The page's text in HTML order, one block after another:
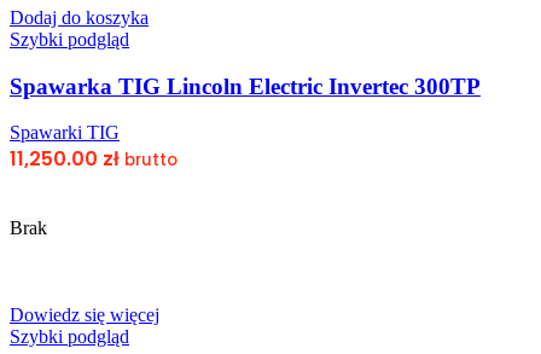
Dodaj do koszyka
Szybki podgląd
Spawarka TIG Lincoln Electric Invertec 300TP
Spawarki TIG
11,250.00 zł brutto
Brak
Dowiedz się więcej
Szybki podgląd